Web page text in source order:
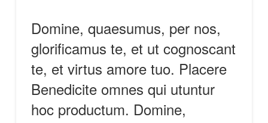
Domine, quaesumus, per nos,
glorificamus te, et ut cognoscant
te, et virtus amore tuo. Placere
Benedicite omnes qui utuntur
hoc productum. Domine,